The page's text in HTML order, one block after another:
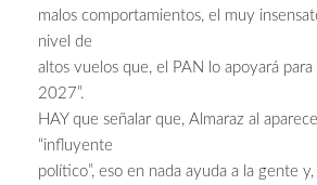
malos comportamientos, el muy
nivel de
altos vuelos que, el PAN lo apoyará para
2027”.
HAY que señalar que, Almaraz al
“influyente
político”, eso en nada ayuda a la gente y,